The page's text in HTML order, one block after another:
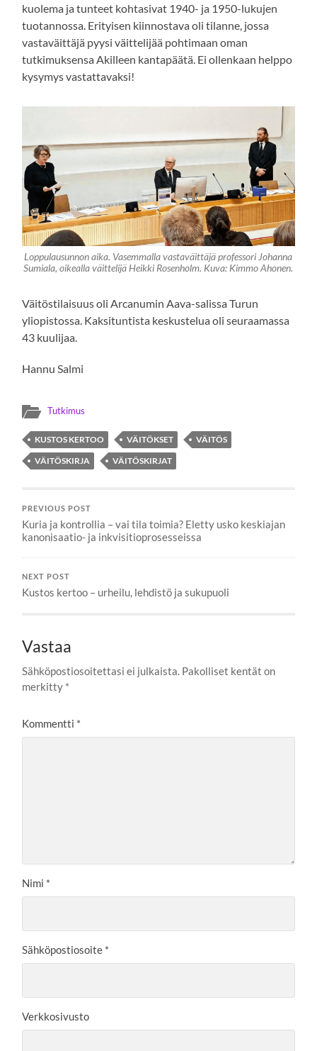
kuolema ja tunteet kohtasivat 1940- ja 1950-lukujen
tuotannossa. Erityisen kiinnostava oli tilanne, jossa
vastaväittäjä pyysi väittelijää pohtimaan oman
tutkimuksensa Akilleen kantapäätä. Ei ollenkaan helppo
kysymys vastattavaksi!
Loppulausunnon aika. Vasemmalla vastaväittäjä professori Johanna
Sumiala, oikealla väittelijä Heikki Rosenholm. Kuva: Kimmo Ahonen.
Väitöstilaisuus oli Arcanumin Aava-salissa Turun
yliopistossa. Kaksituntista keskustelua oli seuraamassa
43 kuulijaa.
Hannu Salmi
Tutkimus
KUSTOS KERTOO VÄITÖKSET
VÄITÖS
VÄITÖSKIRJA
VÄITÖSKIRJAT
PREVIOUS POST
Kuria ja kontrollia – vai tila toimia? Eletty usko keskiajan
kanonisaatio- ja inkvisitioprosesseissa
NEXT POST
Kustos kertoo – urheilu, lehdistö ja sukupuoli
Vastaa
Sähköpostiosoitettasi ei julkaista. Pakolliset kentät on
merkitty *
Kommentti *
Nimi *
Sähköpostiosoite *
Verkkosivusto